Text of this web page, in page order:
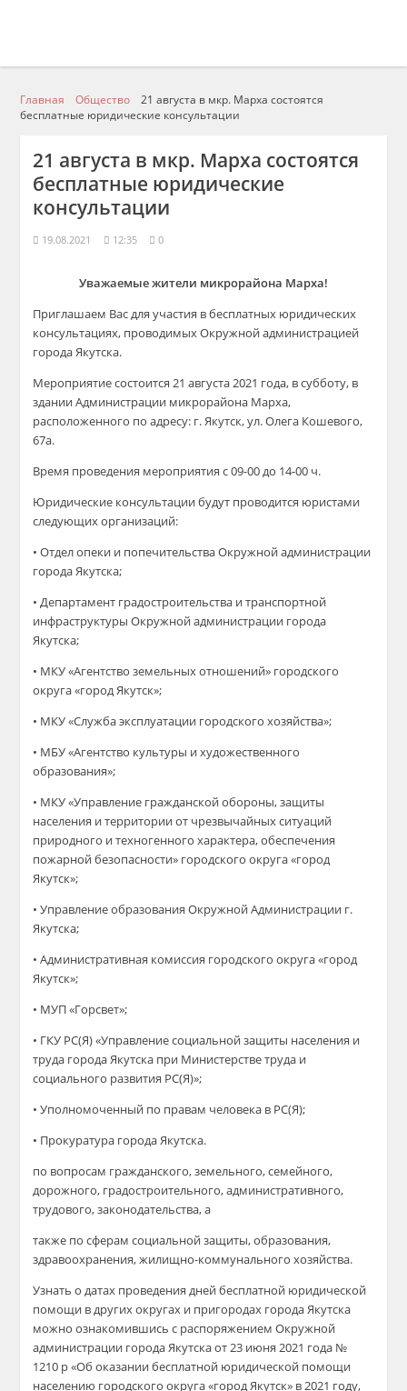
Главная Общество
21 августа в мкр. Марха состоятся
бесплатные юридические консультации
21 августа в мкр. Марха состоятся
бесплатные юридические
консультации
19.08.2021 12:35 0
Уважаемые жители микрорайона Марха!
Приглашаем Вас для участия в бесплатных юридических
консультациях, проводимых Окружной администрацией
города Якутска.
Мероприятие состоится 21 августа 2021 года, в субботу, в
здании Администрации микрорайона Марха,
расположенного по адресу: г. Якутск, ул. Олега Кошевого,
67а.
Время проведения мероприятия с 09-00 до 14-00 ч.
Юридические консультации будут проводится юристами
следующих организаций:
• Отдел опеки и попечительства Окружной администрации
города Якутска;
• Департамент градостроительства и транспортной
инфраструктуры Окружной администрации города
Якутска;
• МКУ «Агентство земельных отношений» городского
округа «город Якутск»;
• МКУ «Служба эксплуатации городского хозяйства»;
• МБУ «Агентство культуры и художественного
образования»;
• МКУ «Управление гражданской обороны, защиты
населения и территории от чрезвычайных ситуаций
природного и техногенного характера, обеспечения
пожарной безопасности» городского округа «город
Якутск»;
• Управление образования Окружной Администрации г.
Якутска;
• Административная комиссия городского округа «город
Якутск»;
• МУП «Горсвет»;
• ГКУ РС(Я) «Управление социальной защиты населения и
труда города Якутска при Министерстве труда и
социального развития РС(Я)»;
• Уполномоченный по правам человека в РС(Я);
• Прокуратура города Якутска.
по вопросам гражданского, земельного, семейного,
дорожного, градостроительного, административного,
трудового, законодательства, а
также по сферам социальной защиты, образования,
здравоохранения, жилищно-коммунального хозяйства.
Узнать о датах проведения дней бесплатной юридической
помощи в других округах и пригородах города Якутска
можно ознакомившись с распоряжением Окружной
администрации города Якутска от 23 июня 2021 года №
1210 р «Об оказании бесплатной юридической помощи
населению городского округа «город Якутск» в 2021 году,